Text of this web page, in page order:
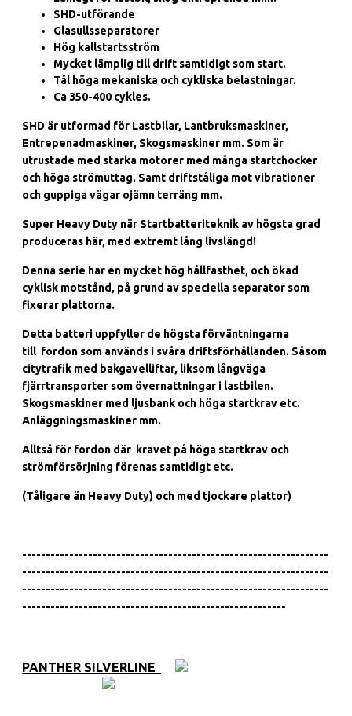
SHD-utförande
Glasullsseparatorer
Hög kallstartsström
Mycket lämplig till drift samtidigt som start.
Tål höga mekaniska och cykliska belastningar.
Ca 350-400 cykles.
SHD är utformad för Lastbilar, Lantbruksmaskiner,
Entrepenadmaskiner, Skogsmaskiner mm. Som är
utrustade med starka motorer med många startchocker
och höga strömuttag. Samt driftståliga mot vibrationer
och guppiga vägar ojämn terräng mm.
Super Heavy Duty när Startbatteriteknik av högsta grad
produceras här, med extremt lång livslängd!
Denna serie har en mycket hög hållfasthet, och ökad
cyklisk motstånd, på grund av speciella separator som
fixerar plattorna.
Detta batteri uppfyller de högsta förväntningarna
till fordon som används i svåra driftsförhållanden. Såsom
citytrafik med bakgavelliftar, liksom långväga
fjärrtransporter som övernattningar i lastbilen.
Skogsmaskiner med ljusbank och höga startkrav etc.
Anläggningsmaskiner mm.
Alltså för fordon där kravet på höga startkrav och
strömförsörjning förenas samtidigt etc.
(Tåligare än Heavy Duty) och med tjockare plattor)
-----------------------------------------------------------------
-----------------------------------------------------------------
-----------------------------------------------------------------
--------------------------------------------------------
PANTHER SILVERLINE